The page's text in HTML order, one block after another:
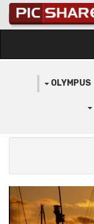
OLYMPUS